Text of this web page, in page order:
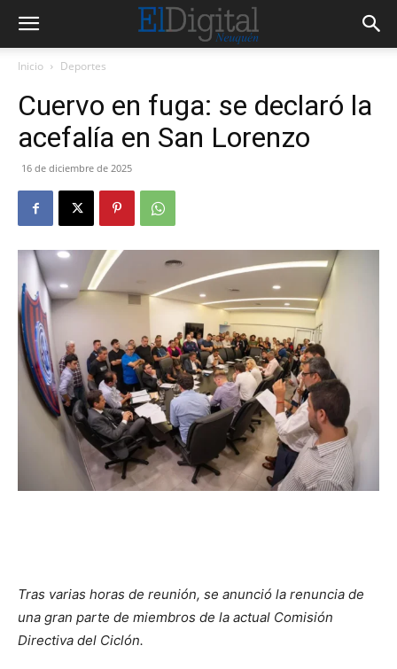
Inicio Deportes
Cuervo en fuga: se declaró la
acefalía en San Lorenzo
16 de diciembre de 2025
Tras varias horas de reunión, se anunció la renuncia de
una gran parte de miembros de la actual Comisión
Directiva del Ciclón.